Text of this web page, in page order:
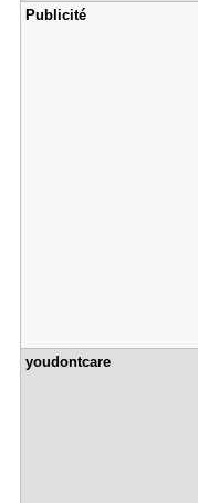
Publicité
youdontcar​e